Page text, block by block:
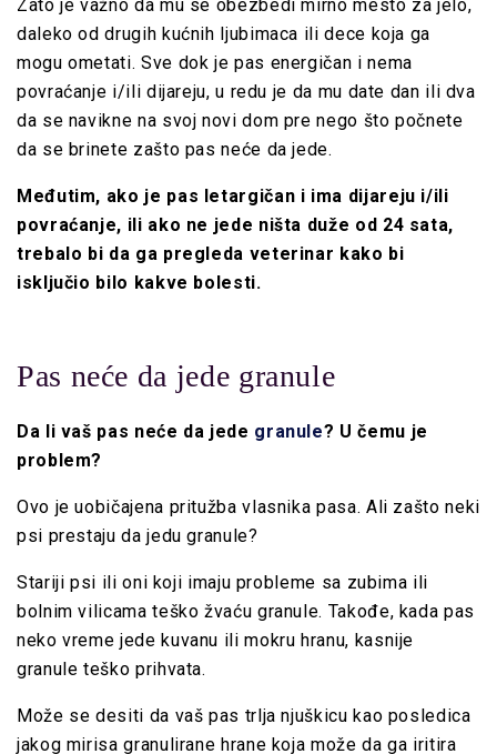
Zato je važno da mu se obezbedi mirno mesto za jelo,
daleko od drugih kućnih ljubimaca ili dece koja ga
mogu ometati. Sve dok je pas energičan i nema
povraćanje i/ili dijareju, u redu je da mu date dan ili dva
da se navikne na svoj novi dom pre nego što počnete
da se brinete zašto pas neće da jede.
Međutim, ako je pas letargičan i ima dijareju i/ili
povraćanje, ili ako ne jede ništa duže od 24 sata,
trebalo bi da ga pregleda veterinar kako bi
isključio bilo kakve bolesti.
Pas neće da jede granule
Da li vaš pas neće da jede granule? U čemu je
problem?
Ovo je uobičajena pritužba vlasnika pasa. Ali zašto neki
psi prestaju da jedu granule?
Stariji psi ili oni koji imaju probleme sa zubima ili
bolnim vilicama teško žvaću granule. Takođe, kada pas
neko vreme jede kuvanu ili mokru hranu, kasnije
granule teško prihvata.
Može se desiti da vaš pas trlja njuškicu kao posledica
jakog mirisa granulirane hrane koja može da ga iritira